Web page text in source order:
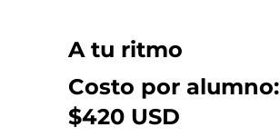
A tu ritmo
Costo por alumno:
$420 USD